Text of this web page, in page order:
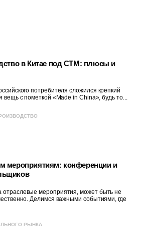
в Китае под СТМ: плюсы и
потребителя сложился крепкий
с пометкой «Made in China», будь то...
мероприятиям: конференции и
отраслевые мероприятия, может быть не
Делимся важными событиями, где
РЫНКА